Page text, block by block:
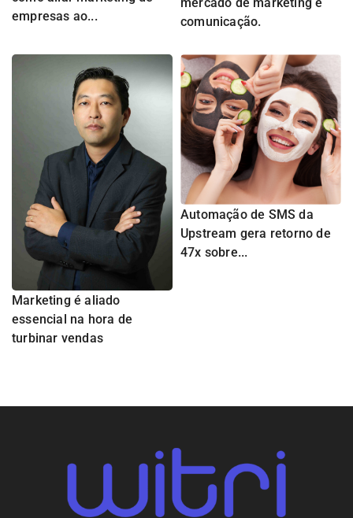
empresas ao...
comunicação.
Marketing é aliado
essencial na hora de
turbinar vendas
Automação de SMS da
Upstream gera retorno de
47x sobre...